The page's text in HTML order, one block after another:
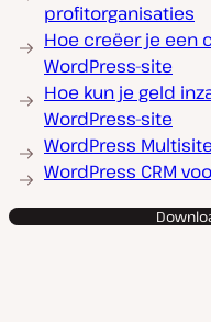
profitorganisaties
Hoe creëer je een
WordPress-site
Hoe kun je geld
WordPress-site
WordPress
WordPress CRM